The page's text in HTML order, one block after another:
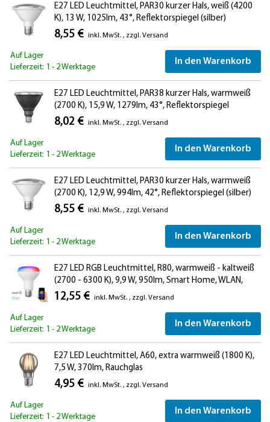
E27 LED Leuchtmittel, PAR30 kurzer Hals, weiß (4200
K), 13 W, 1025lm, 43°, Reflektorspiegel (silber)
8,55 € inkl. MwSt. , zzgl. Versand
Auf Lager
Lieferzeit: 1 - 2 Werktage
In den Warenkorb
E27 LED Leuchtmittel, PAR38 kurzer Hals, warmweiß
(2700 K), 15,9 W, 1279lm, 43°, Reflektorspiegel
(silber)
8,02 € inkl. MwSt. , zzgl. Versand
Auf Lager
Lieferzeit: 1 - 2 Werktage
In den Warenkorb
E27 LED Leuchtmittel, PAR30 kurzer Hals, warmweiß
(2700 K), 12,9 W, 994lm, 42°, Reflektorspiegel (silber)
8,55 € inkl. MwSt. , zzgl. Versand
Auf Lager
Lieferzeit: 1 - 2 Werktage
In den Warenkorb
E27 LED RGB Leuchtmittel, R80, warmweiß - kaltweiß
(2700 - 6300 K), 9,9 W, 950lm, Smart Home, WLAN,
Alexa, matt
12,55 € inkl. MwSt. , zzgl. Versand
Auf Lager
Lieferzeit: 1 - 2 Werktage
In den Warenkorb
E27 LED Leuchtmittel, A60, extra warmweiß (1800 K),
7,5 W, 370lm, Rauchglas
4,95 € inkl. MwSt. , zzgl. Versand
Auf Lager
Lieferzeit: 1 - 2 Werktage
In den Warenkorb